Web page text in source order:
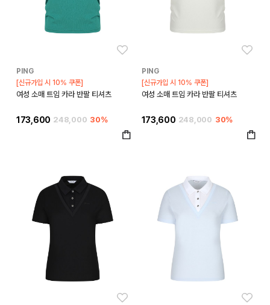
PING
[신규가입 시 10% 쿠폰]
여성 소매 트임 카라 반팔 티셔츠
173,600 248,000 30%
PING
[신규가입 시 10% 쿠폰]
여성 소매 트임 카라 반팔 티셔츠
173,600 248,000 30%